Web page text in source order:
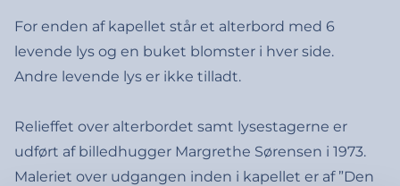
For enden af kapellet står et alterbord med 6
levende lys og en buket blomster i hver side.
Andre levende lys er ikke tilladt.
Relieffet over alterbordet samt lysestagerne er
udført af billedhugger Margrethe Sørensen i 1973.
Maleriet over udgangen inden i kapellet er af ”Den